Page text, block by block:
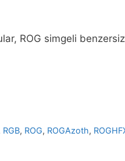
ROG simgeli
RGB, ROG, ROGAzoth,